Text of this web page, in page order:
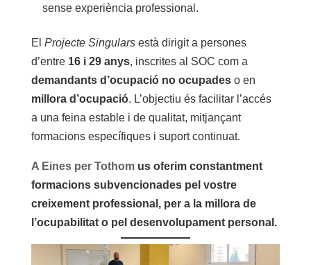
sense experiència professional.
El Projecte Singularsestà dirigit a persones
d’entre 16 i 29 anys, inscrites al SOC com a
demandants d’ocupació no ocupadeso en
millora d’ocupació. L’objectiu és facilitar l’accés
a una feina estable i de qualitat, mitjançant
formacions específiques i suport continuat.
A Eines per Tothom us oferim constantment
formacions subvencionades pel vostre
creixement professional, per a la millora de
l’ocupabilitat o pel desenvolupament personal.